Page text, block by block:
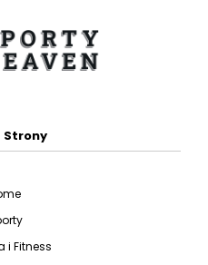
Strony
i Fitness